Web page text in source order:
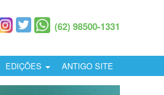
(62) 98500-1331
EDIÇÕES ANTIGO SITE